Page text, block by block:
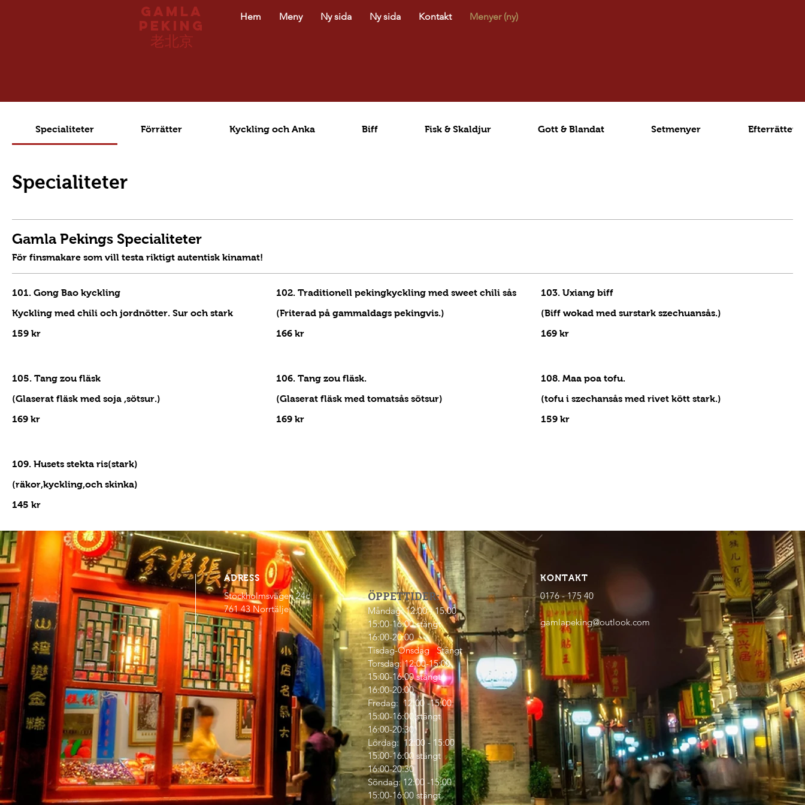
Hem Meny Ny sida Ny sida Kontakt Menyer (ny)
Specialiteter Förrätter Kyckling och Anka Biff Fisk & Skaldjur Gott & Blandat Setmenyer Efterrätter
Specialiteter
Gamla Pekings Specialiteter
För finsmakare som vill testa riktigt autentisk kinamat!
101. Gong Bao kyckling
Kyckling med chili och jordnötter. Sur och stark
159 kr
102. Traditionell pekingkyckling med sweet chili sås
(Friterad på gammaldags pekingvis.)
166 kr
103. Uxiang biff
(Biff wokad med surstark szechuansås.)
169 kr
105. Tang zou fläsk
(Glaserat fläsk med soja ,sötsur.)
169 kr
106. Tang zou fläsk.
(Glaserat fläsk med tomatsås sötsur)
169 kr
108. Maa poa tofu.
(tofu i szechansås med rivet kött stark.)
159 kr
109. Husets stekta ris(stark)
(räkor,kyckling,och skinka)
145 kr
Gamla
peking
老北京
ADRESS
Stockholmsvägen 24c
761 43 Norrtälje
KONTAKT
​ÖPPETTIDER:
Måndag: 12:00 - 15:00
15:00-16:00 stängt
16:00-20:00
Tisdag-Onsdag Stängt
Torsdag: 12:00-15:00
15:00-16:00 stängt
16:00-20:00
Fredag: 12:00 -15:00
15:00-16:00 stängt
16:00-20:30
Lördag: 12:00 - 15:00
15:00-16:00 stängt
16:00-20:30
Söndag: 12:00 -15:00
15:00-16:00 stängt
0176 - 175 40
gamlapeking@outlook.com